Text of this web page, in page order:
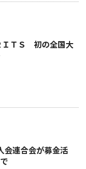
ＩＴＳ 初の全国大
連合会が募金活